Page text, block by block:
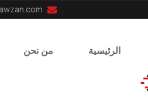
الرئيسية من نحن